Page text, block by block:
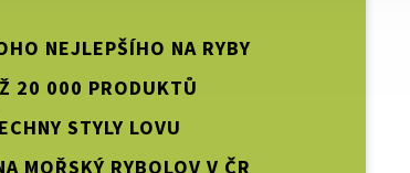
NEJLEPŠÍHO NA RYBY
20 000 PRODUKTŮ
STYLY LOVU